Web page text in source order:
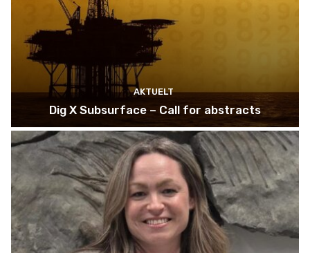
AKTUELT
Dig X Subsurface – Call for abstracts